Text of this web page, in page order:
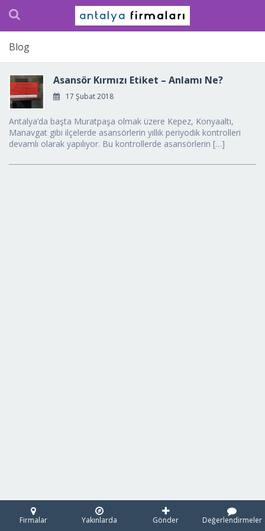
Firmalar Yakınlarda Gönder Değerlendirmeler
Blog
Asansör Kırmızı Etiket – Anlamı Ne?
17 Şubat 2018
Antalya’da başta Muratpaşa olmak üzere Kepez, Konyaaltı,
Manavgat gibi ilçelerde asansörlerin yıllık periyodik kontrolleri
devamlı olarak yapılıyor. Bu kontrollerde asansörlerin […]